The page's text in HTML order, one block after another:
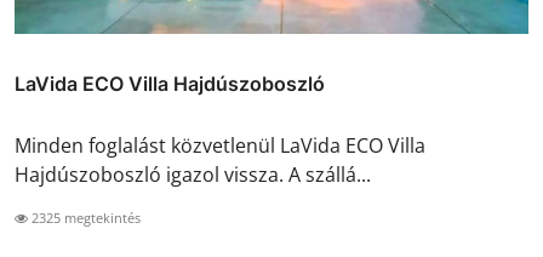
LaVida ECO Villa Hajdúszoboszló
Minden foglalást közvetlenül LaVida ECO Villa
Hajdúszoboszló igazol vissza. A szállá...
2325 megtekintés